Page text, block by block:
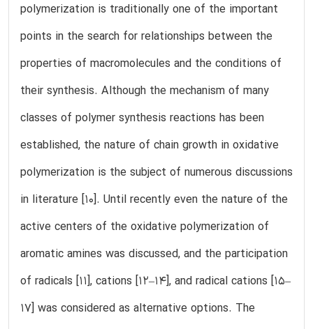
polymerization is traditionally one of the important
points in the search for relationships between the
properties of macromolecules and the conditions of
their synthesis. Although the mechanism of many
classes of polymer synthesis reactions has been
established, the nature of chain growth in oxidative
polymerization is the subject of numerous discussions
in literature [10]. Until recently even the nature of the
active centers of the oxidative polymerization of
aromatic amines was discussed, and the participation
of radicals [11], cations [12–14], and radical cations [15–
17] was considered as alternative options. The